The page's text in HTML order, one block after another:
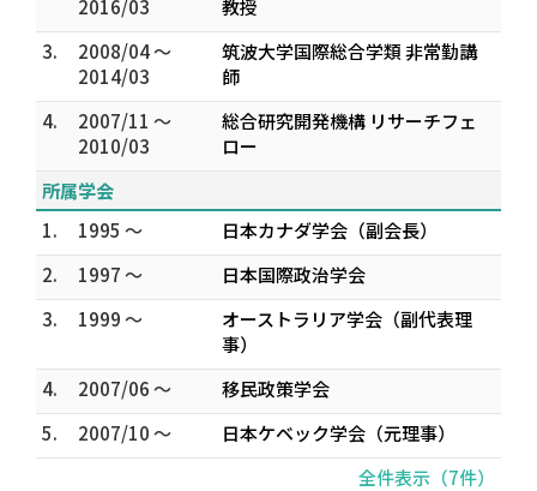
2016/03
教授
3.
2008/04 ～
2014/03
筑波大学国際総合学類 非常勤講
師
4.
2007/11 ～
2010/03
総合研究開発機構 リサーチフェ
ロー
所属学会
1.
1995 ～
日本カナダ学会（副会長）
2.
1997 ～
日本国際政治学会
3.
1999 ～
オーストラリア学会（副代表理
事）
4.
2007/06 ～
移民政策学会
5.
2007/10 ～
日本ケベック学会（元理事）
全件表示（7件）